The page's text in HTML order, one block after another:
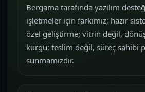
Bergama tarafında yazılım
işletmeler için farkımız; hazır
özel geliştirme; vitrin değil,
kurgu; teslim değil, süreç sahibi
sunmamızdır.